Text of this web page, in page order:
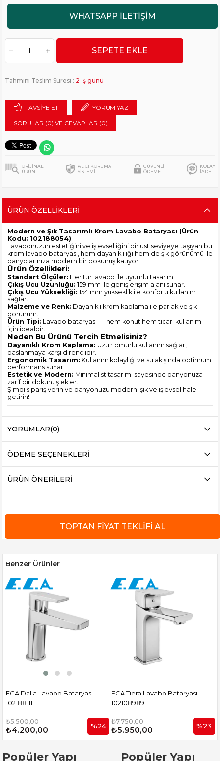
Tahmini Teslim Süresi : 2 İş günü
TAVSIYE ET YORUM YAZ
SORULAR (0) VE CEVAPLAR (0)
ORİJİNAL
ÜRÜN
ALICI KORUMA
SİSTEMİ
GÜVENLİ
ÖDEME
KOLAY
İADE
ÜRÜN ÖZELLIKLERI
Modern ve Şık Tasarımlı Krom Lavabo Bataryası (Ürün
Kodu: 102188054)
Lavabonuzun estetiğini ve işlevselliğini bir üst seviyeye taşıyan bu
krom lavabo bataryası, hem dayanıklılığı hem de şık görünümü ile
banyolarınıza modern bir dokunuş katıyor.
Ürün Özellikleri:
Standart Ölçüler: Her tür lavabo ile uyumlu tasarım.
Çıkış Ucu Uzunluğu: 159 mm ile geniş erişim alanı sunar.
Çıkış Ucu Yüksekliği: 154 mm yükseklik ile konforlu kullanım
sağlar.
Malzeme ve Renk: Dayanıklı krom kaplama ile parlak ve şık
görünüm.
Ürün Tipi: Lavabo bataryası — hem konut hem ticari kullanım
için idealdir.
Neden Bu Ürünü Tercih Etmelisiniz?
Dayanıklı Krom Kaplama: Uzun ömürlü kullanım sağlar,
paslanmaya karşı dirençlidir.
Ergonomik Tasarım: Kullanım kolaylığı ve su akışında optimum
performans sunar.
Estetik ve Modern: Minimalist tasarımı sayesinde banyonuza
zarif bir dokunuş ekler.
Şimdi sipariş verin ve banyonuzu modern, şık ve işlevsel hale
getirin!
YORUMLAR(0)
ÖDEME SEÇENEKLERI
ÜRÜN ÖNERILERI
Benzer Ürünler
ECA Tiera Lavabo Bataryası
102108989
₺7.750,00
₺5.950,00 %23
ECA Tiera Mat Siyah Lavabo
Bataryası 102108989C1
₺8.950,00
₺7.975,00
Popüler Yapı Popüler Yapı